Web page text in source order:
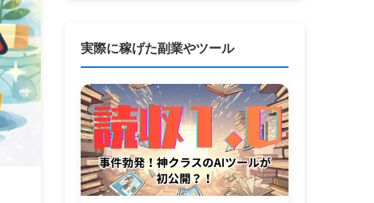
実際に稼げた副業やツール